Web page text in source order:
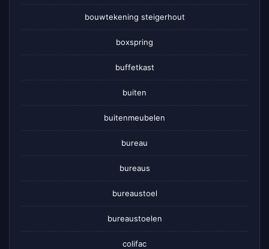
bouwtekening steigerhout
boxspring
buffetkast
buiten
buitenmeubelen
bureau
bureaus
bureaustoel
bureaustoelen
colifac